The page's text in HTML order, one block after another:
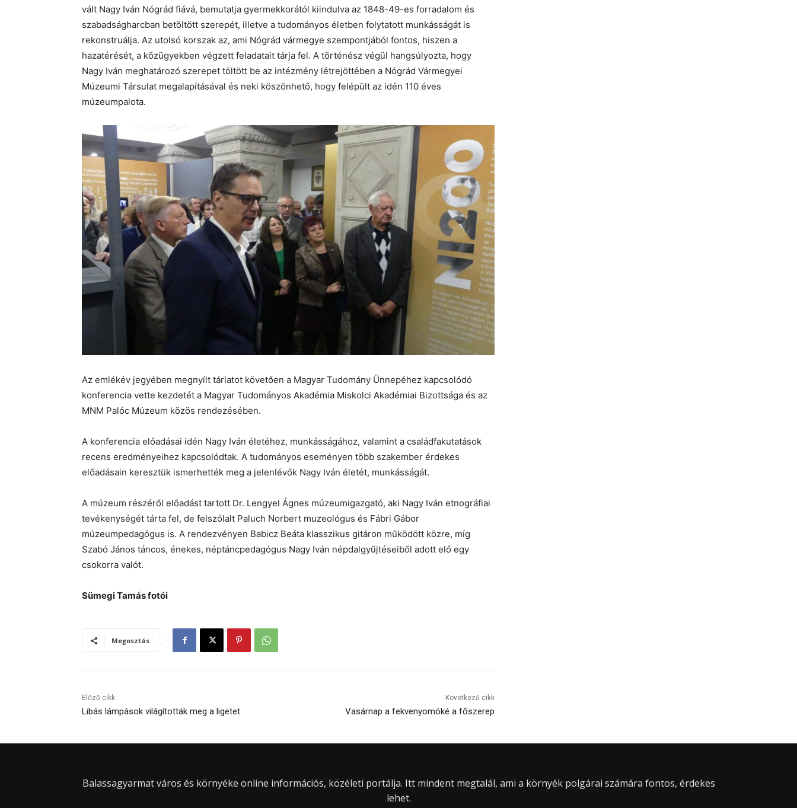
vált Nagy Iván Nógrád fiává, bemutatja gyermekkorától kiindulva az 1848-49-es forradalom és
szabadságharcban betöltött szerepét, illetve a tudományos életben folytatott munkásságát is
rekonstruálja. Az utolsó korszak az, ami Nógrád vármegye szempontjából fontos, hiszen a
hazatérését, a közügyekben végzett feladatait tárja fel. A történész végül hangsúlyozta, hogy
Nagy Iván meghatározó szerepet töltött be az intézmény létrejöttében a Nógrád Vármegyei
Múzeumi Társulat megalapításával és neki köszönhető, hogy felépült az idén 110 éves
múzeumpalota.
Az emlékév jegyében megnyílt tárlatot követően a Magyar Tudomány Ünnepéhez kapcsolódó
konferencia vette kezdetét a Magyar Tudományos Akadémia Miskolci Akadémiai Bizottsága és az
MNM Palóc Múzeum közös rendezésében.
A konferencia előadásai idén Nagy Iván életéhez, munkásságához, valamint a családfakutatások
recens eredményeihez kapcsolódtak. A tudományos eseményen több szakember érdekes
előadásain keresztük ismerhették meg a jelenlévők Nagy Iván életét, munkásságát.
A múzeum részéről előadást tartott Dr. Lengyel Ágnes múzeumigazgató, aki Nagy Iván etnográfiai
tevékenységét tárta fel, de felszólalt Paluch Norbert muzeológus és Fábri Gábor
múzeumpedagógus is. A rendezvényen Babicz Beáta klasszikus gitáron működött közre, míg
Szabó János táncos, énekes, néptáncpedagógus Nagy Iván népdalgyűjtéseiből adott elő egy
csokorra valót.
Sümegi Tamás fotói
Megosztás
Előző cikk
Libás lámpások világították meg a ligetet
Következő cikk
Vasárnap a fekvenyomóké a főszerep
Balassagyarmat város és környéke online információs, közéleti portálja. Itt mindent megtalál, ami a környék polgárai számára fontos, érdekes
lehet.